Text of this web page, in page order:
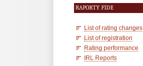
RAPORTY FIDE
List of rating changes
List of registration
Rating performance
IRL Reports